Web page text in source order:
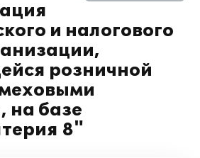
и налогового
розничной
на базе
8"